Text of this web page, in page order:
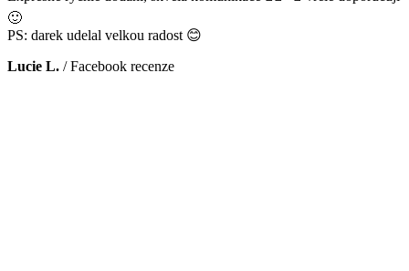
🙂
PS: darek udelal velkou radost 😊
Lucie L. /Facebook recenze